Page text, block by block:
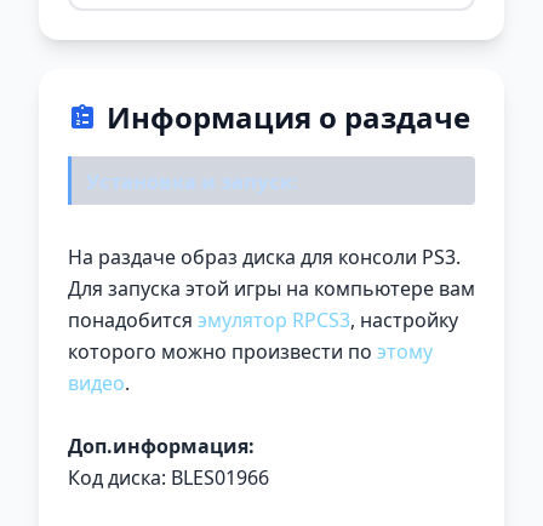
Информация о раздаче
Установка и запуск:
На раздаче образ диска для консоли PS3.
Для запуска этой игры на компьютере вам
понадобится эмулятор RPCS3, настройку
которого можно произвести по этому
видео.
Доп.информация:
Код диска: BLES01966